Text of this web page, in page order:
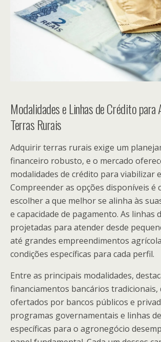
Modalidades e Linhas de Crédito para
Terras Rurais
Adquirir terras rurais exige um
financeiro robusto, e o mercado
modalidades de crédito para viabilizar
Compreender as opções disponíveis é
escolher a que melhor se alinha às
e capacidade de pagamento. As linhas
projetadas para atender desde
até grandes empreendimentos
condições específicas para cada perfil.
Entre as principais modalidades,
financiamentos bancários tradicionais,
ofertados por bancos públicos e
programas governamentais e linhas
específicas para o agronegócio